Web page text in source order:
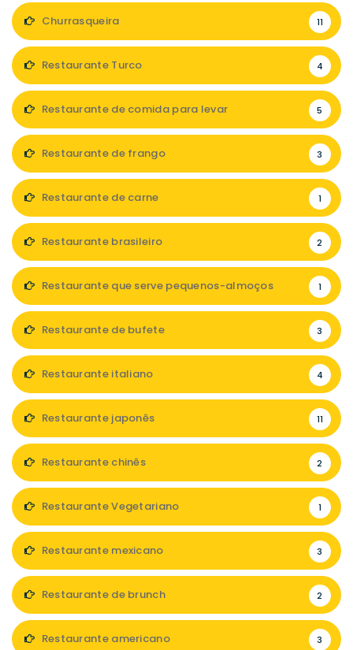
Churrasqueira 11
Restaurante Turco 4
Restaurante de comida para levar 5
Restaurante de frango 3
Restaurante de carne 1
Restaurante brasileiro 2
Restaurante que serve pequenos-almoços 1
Restaurante de bufete 3
Restaurante italiano 4
Restaurante japonês 11
Restaurante chinês 2
Restaurante Vegetariano 1
Restaurante mexicano 3
Restaurante de brunch 2
Restaurante americano 3